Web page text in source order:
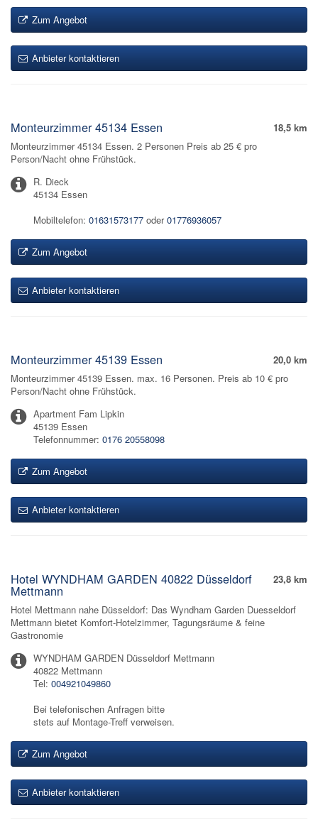
Zum Angebot
Anbieter kontaktieren
18,5 km
Monteurzimmer 45134 Essen
Monteurzimmer 45134 Essen. 2 Personen Preis ab 25 € pro
Person/Nacht ohne Frühstück.
R. Dieck
45134 Essen
Mobiltelefon: 01631573177 oder01776936057
Zum Angebot
Anbieter kontaktieren
20,0 km
Monteurzimmer 45139 Essen
Monteurzimmer 45139 Essen. max. 16 Personen. Preis ab 10 € pro
Person/Nacht ohne Frühstück.
Apartment Fam Lipkin
45139 Essen
Telefonnummer: 0176 20558098
Zum Angebot
Anbieter kontaktieren
23,8 km
Hotel WYNDHAM GARDEN 40822 Düsseldorf
Mettmann
Hotel Mettmann nahe Düsseldorf: Das Wyndham Garden Duesseldorf
Mettmann bietet Komfort-Hotelzimmer, Tagungsräume & feine
Gastronomie
WYNDHAM GARDEN Düsseldorf Mettmann
40822 Mettmann
Tel: 004921049860
Bei telefonischen Anfragen bitte
stets auf Montage-Treff verweisen.
Zum Angebot
Anbieter kontaktieren